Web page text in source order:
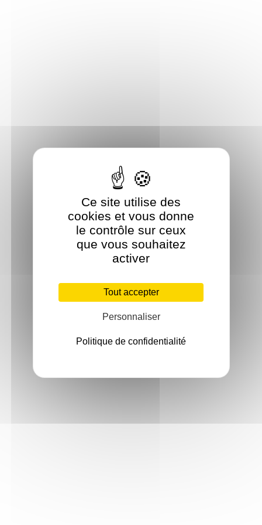
Ce site utilise des
cookies et vous donne
le contrôle sur ceux
que vous souhaitez
activer
Tout accepter
Personnaliser
Politique de confidentialité